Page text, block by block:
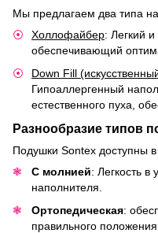
Мы предлагаем два типа
Холлофайбер: Легкий
обеспечивающий
Down Fill
Гипоаллергенный
естественного пуха,
Разнообразие типов
Подушки Sontex доступны
С молнией: Легкость в
наполнителя.
Ортопедическая:
правильного